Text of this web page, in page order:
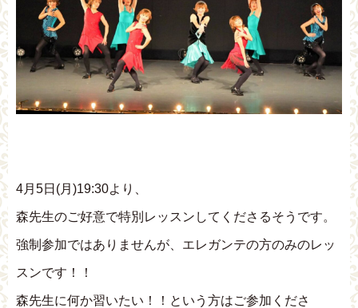
4月5日(月)19:30より、
森先生のご好意で特別レッスンしてくださるそうです。
強制参加ではありませんが、エレガンテの方のみのレッ
スンです！！
森先生に何か習いたい！！という方はご参加くださ